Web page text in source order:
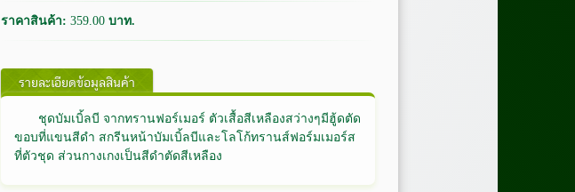
ราคาสินค้า: 359.00 บาท.
รายละเอียดข้อมูลสินค้า
ชุดบัมเบิ้ลบี จากทรานฟอร์เมอร์ ตัวเสื้อสีเหลืองสว่างๆมีฮู้ดตัด
ขอบที่แขนสีดำ สกรีนหน้าบัมเบิ้ลบีและโลโก้ทรานส์ฟอร์มเมอร์ส
ที่ตัวชุด ส่วนกางเกงเป็นสีดำตัดสีเหลือง